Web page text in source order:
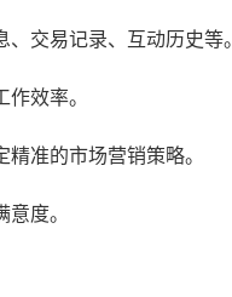
交易记录、互动历史等。
效率。
准的市场营销策略。
度。